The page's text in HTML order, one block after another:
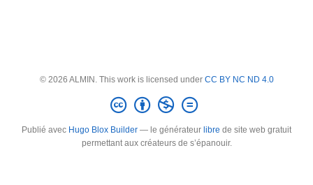
© 2026 ALMIN. This work is licensed under CC BY NC ND 4.0
Publié avec Hugo Blox Builder — le générateur libre de site web gratuit
permettant aux créateurs de s’épanouir.